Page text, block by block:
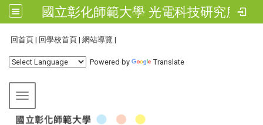
國立彰化師範大學 光電科技研究所
回首頁 | 回學校首頁 | 網站導覽 |
Powered by Translate
Toggle navigation